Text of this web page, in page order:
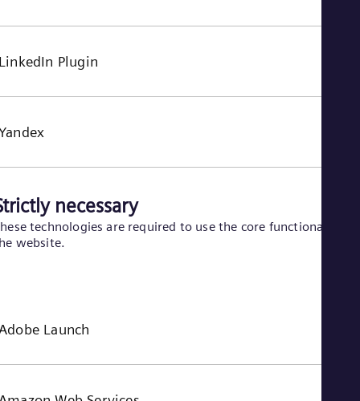
Plugin
necessary
technologies are required to use the core functionality of
website.
Launch